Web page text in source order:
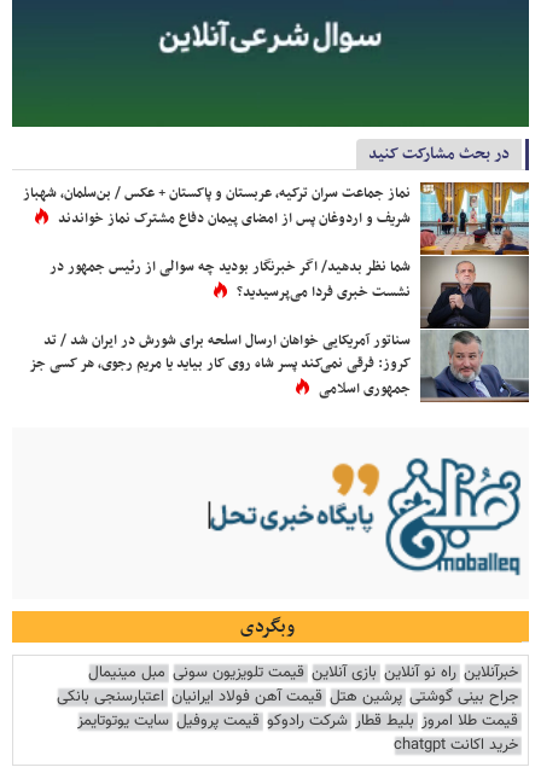
در بحث مشارکت کنید
نماز جماعت سران ترکیه، عربستان و پاکستان + عکس / بن‌سلمان، شهباز
شریف و اردوغان پس از امضای پیمان دفاع مشترک نماز خواندند
شما نظر بدهید/ اگر خبرنگار بودید چه سوالی از رئیس جمهور در
نشست خبری فردا می‌پرسیدید؟
سناتور آمریکایی خواهان ارسال اسلحه برای شورش در ایران شد / تد
کروز: فرقی نمی‌کند پسر شاه روی کار بیاید یا مریم رجوی، هر کسی جز
جمهوری اسلامی
وبگردی
خبرآنلاین راه نو آنلاین بازی آنلاین قیمت تلویزیون سونی مبل مینیمال
جراح بینی گوشتی پرشین هتل قیمت آهن فولاد ایرانیان اعتبارسنجی بانکی
قیمت طلا امروز بلیط قطار شرکت رادوکو قیمت پروفیل سایت یوتوتایمز
خرید اکانت chatgpt